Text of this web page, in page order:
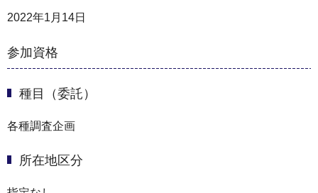
2022年1月14日
参加資格
種目（委託）
各種調査企画
所在地区分